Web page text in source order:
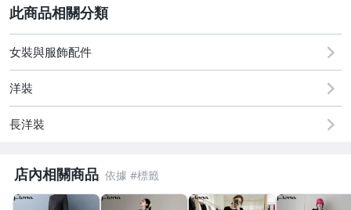
⛔️特賣不折扣區
💋減齡連身裙
💰平價衣-上衣
💰平價衣-連身裙
💰平價衣-下身
女裝與服飾配件
洋裝
長洋裝
店內相關商品